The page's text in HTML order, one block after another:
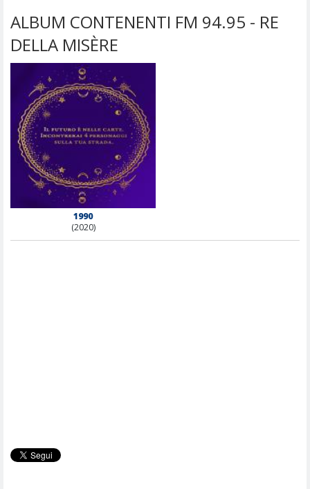
ALBUM CONTENENTI FM 94.95 - RE
DELLA MISÈRE
1990
(2020)